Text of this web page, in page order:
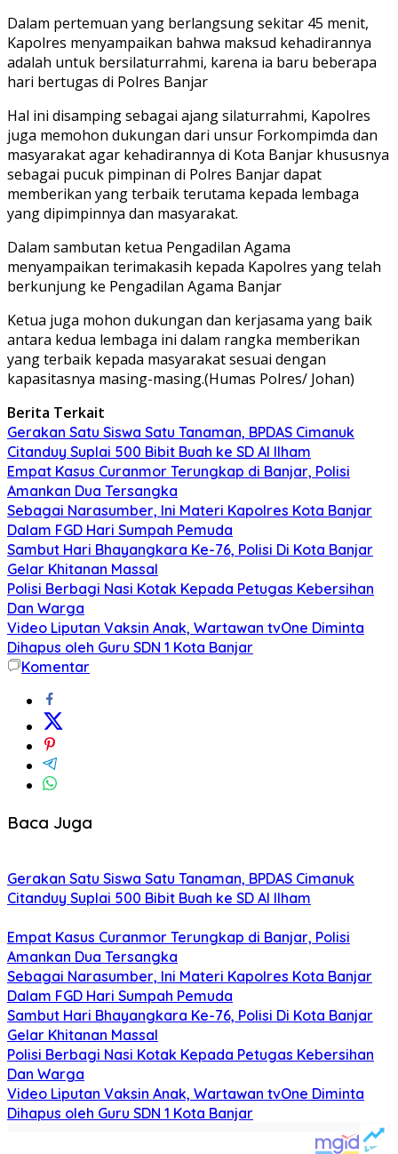
Dalam pertemuan yang berlangsung sekitar 45 menit,
Kapolres menyampaikan bahwa maksud kehadirannya
adalah untuk bersilaturrahmi, karena ia baru beberapa
hari bertugas di Polres Banjar
Hal ini disamping sebagai ajang silaturrahmi, Kapolres
juga memohon dukungan dari unsur Forkompimda dan
masyarakat agar kehadirannya di Kota Banjar khususnya
sebagai pucuk pimpinan di Polres Banjar dapat
memberikan yang terbaik terutama kepada lembaga
yang dipimpinnya dan masyarakat.
Dalam sambutan ketua Pengadilan Agama
menyampaikan terimakasih kepada Kapolres yang telah
berkunjung ke Pengadilan Agama Banjar
Ketua juga mohon dukungan dan kerjasama yang baik
antara kedua lembaga ini dalam rangka memberikan
yang terbaik kepada masyarakat sesuai dengan
kapasitasnya masing-masing.(Humas Polres/ Johan)
Berita Terkait
Gerakan Satu Siswa Satu Tanaman, BPDAS Cimanuk
Citanduy Suplai 500 Bibit Buah ke SD Al Ilham
Empat Kasus Curanmor Terungkap di Banjar, Polisi
Amankan Dua Tersangka
Sebagai Narasumber, Ini Materi Kapolres Kota Banjar
Dalam FGD Hari Sumpah Pemuda
Sambut Hari Bhayangkara Ke-76, Polisi Di Kota Banjar
Gelar Khitanan Massal
Polisi Berbagi Nasi Kotak Kepada Petugas Kebersihan
Dan Warga
Video Liputan Vaksin Anak, Wartawan tvOne Diminta
Dihapus oleh Guru SDN 1 Kota Banjar
Komentar
Baca Juga
Gerakan Satu Siswa Satu Tanaman, BPDAS Cimanuk
Citanduy Suplai 500 Bibit Buah ke SD Al Ilham
Empat Kasus Curanmor Terungkap di Banjar, Polisi
Amankan Dua Tersangka
Sebagai Narasumber, Ini Materi Kapolres Kota Banjar
Dalam FGD Hari Sumpah Pemuda
Sambut Hari Bhayangkara Ke-76, Polisi Di Kota Banjar
Gelar Khitanan Massal
Polisi Berbagi Nasi Kotak Kepada Petugas Kebersihan
Dan Warga
Video Liputan Vaksin Anak, Wartawan tvOne Diminta
Dihapus oleh Guru SDN 1 Kota Banjar